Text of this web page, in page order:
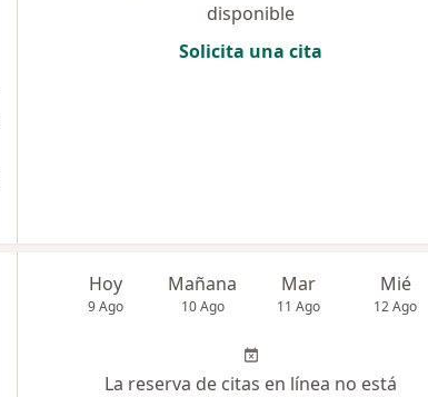
disponible
Solicita una cita
Hoy
9 Ago
Mañana
10 Ago
Mar
11 Ago
Mié
12 Ago
La reserva de citas en línea no está